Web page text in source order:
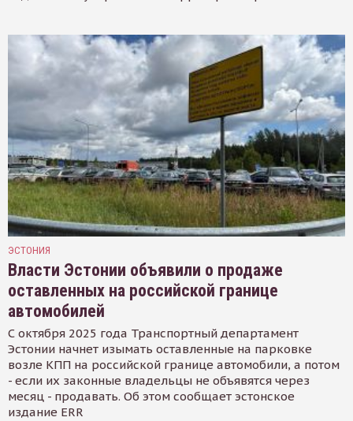
ЭСТОНИЯ
Власти Эстонии объявили о продаже
оставленных на российской границе
автомобилей
С октября 2025 года Транспортный департамент
Эстонии начнет изымать оставленные на парковке
возле КПП на российской границе автомобили, а потом
- если их законные владельцы не объявятся через
месяц - продавать. Об этом сообщает эстонское
издание ERR